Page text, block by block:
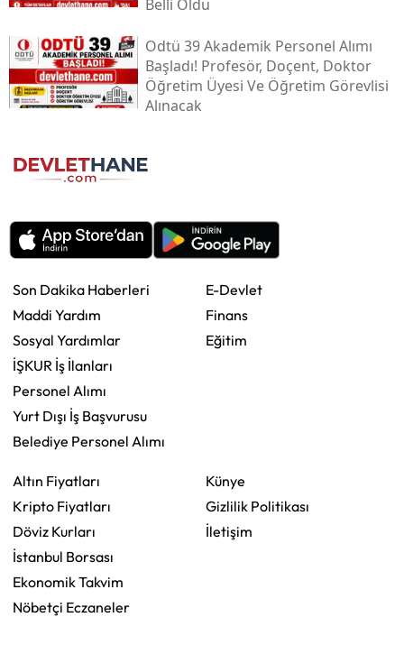
Belli Oldu
Odtü 39 Akademik Personel Alımı
Başladı! Profesör, Doçent, Doktor
Öğretim Üyesi Ve Öğretim Görevlisi
Alınacak
Son Dakika Haberleri
Maddi Yardım
Sosyal Yardımlar
İŞKUR İş İlanları
Personel Alımı
Yurt Dışı İş Başvurusu
Belediye Personel Alımı
E-Devlet
Finans
Eğitim
Altın Fiyatları
Kripto Fiyatları
Döviz Kurları
İstanbul Borsası
Ekonomik Takvim
Nöbetçi Eczaneler
Künye
Gizlilik Politikası
İletişim